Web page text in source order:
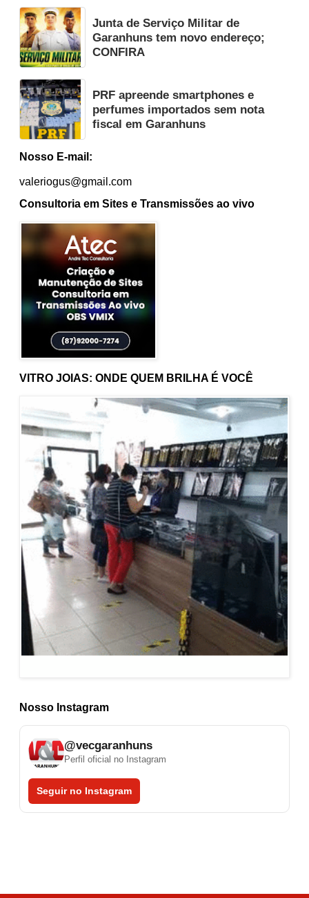
Nosso Instagram
@vecgaranhuns
Perfil oficial no Instagram
Seguir no Instagram
VITRO JOIAS: ONDE QUEM BRILHA É VOCÊ
Junta de Serviço Militar de
Garanhuns tem novo endereço;
CONFIRA
PRF apreende smartphones e
perfumes importados sem nota
fiscal em Garanhuns
Nosso E-mail:
valeriogus@gmail.com
Consultoria em Sites e Transmissões ao vivo